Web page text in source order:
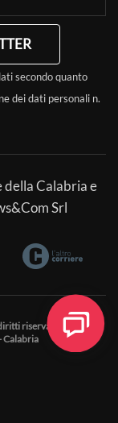
secondo quanto
dei dati personali n.
della Calabria e
Srl
riservati.
Calabria